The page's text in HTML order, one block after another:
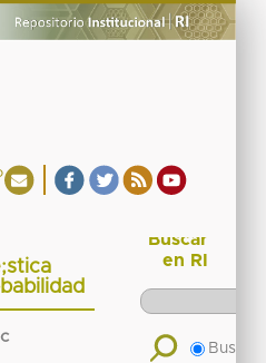
Buscar
en RI
Buscar